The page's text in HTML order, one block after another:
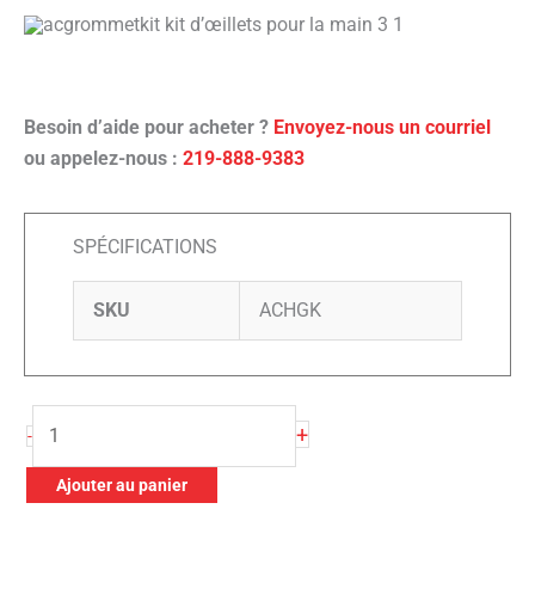
Besoin d’aide pour acheter ? Envoyez-nous un courriel
ou appelez-nous : 219-888-9383
SPÉCIFICATIONS
SKU ACHGK
-
de
+
Ajouter au panier